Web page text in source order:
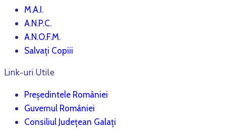
M.A.I.
A.N.P.C.
A.N.O.F.M.
Salvați Copiii
Link-uri Utile
Președintele României
Guvernul României
Consiliul Județean Galați